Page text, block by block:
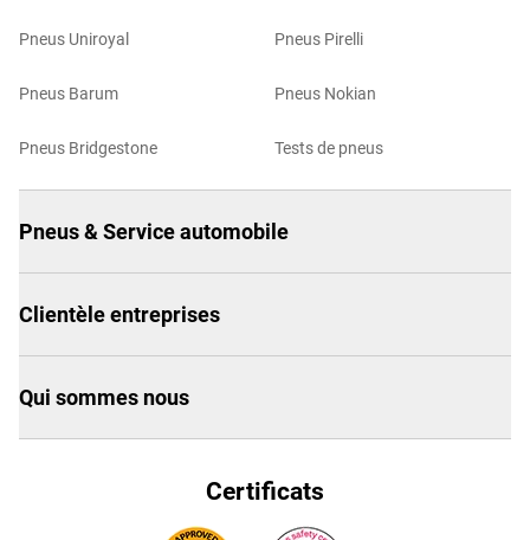
Pneus Uniroyal
Pneus Barum
Pneus Bridgestone
Pneus Pirelli
Pneus Nokian
Tests de pneus
Pneus & Service automobile
Clientèle entreprises
Qui sommes nous
Certificats